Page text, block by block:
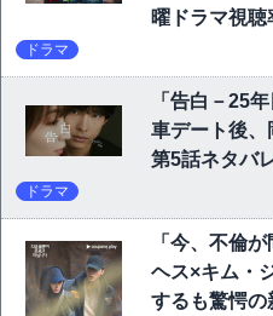
曜ドラマ視
ドラマ
「告白－25
車デート後、
第5話ネタバ
ドラマ
「今、不倫
ヘス×キム・
するも驚愕の